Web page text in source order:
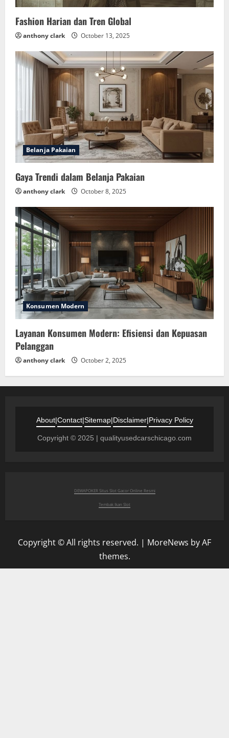
Fashion Harian dan Tren Global
anthony clark October 13, 2025
Belanja Pakaian
Gaya Trendi dalam Belanja Pakaian
anthony clark October 8, 2025
Konsumen Modern
Layanan Konsumen Modern: Efisiensi dan Kepuasan
Pelanggan
anthony clark October 2, 2025
About|Contact|Sitemap|Disclaimer|Privacy Policy
Copyright © 2025 | qualityusedcarschicago.com
DEWAPOKER Situs Slot Gacor Online Resmi
Tembak Ikan Slot
Copyright © All rights reserved. | MoreNews by AF
themes.